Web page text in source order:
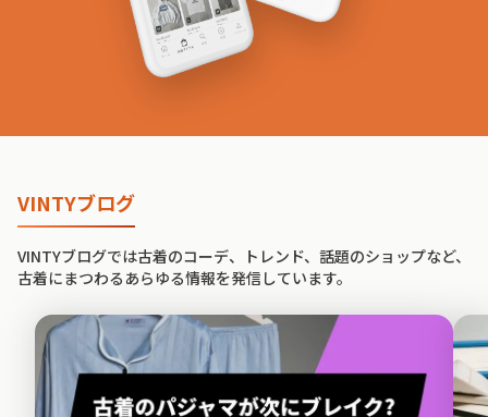
VINTYブログ
VINTYブログでは古着のコーデ、トレンド、話題のショップなど、
古着にまつわるあらゆる情報を発信しています。